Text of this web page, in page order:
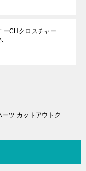
ーCHクロスチャー
クロムハーツ カットアウトクロスドッグタグ タイニー パヴェダイヤ22Kのセンターにダイヤをカスタム